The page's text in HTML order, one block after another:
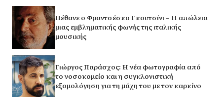
Πέθανε ο Φραντσέσκο Γκουτσίνι – Η απώλεια
μιας εμβληματικής φωνής της ιταλικής
μουσικής
Γιώργος Παράσχος: Η νέα φωτογραφία από
το νοσοκομείο και η συγκλονιστική
εξομολόγηση για τη μάχη του με τον καρκίνο